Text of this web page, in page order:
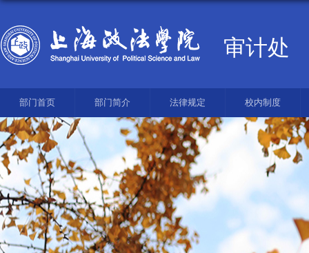
审计处
部门首页 部门简介 法律规定 校内制度